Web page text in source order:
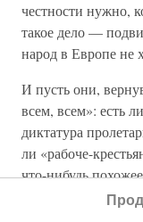
честности нужно,
такое дело —
народ в Европе не
И пусть они,
всем, всем»: есть
диктатура
ли «рабоче-
что-нибудь
«социализма»?